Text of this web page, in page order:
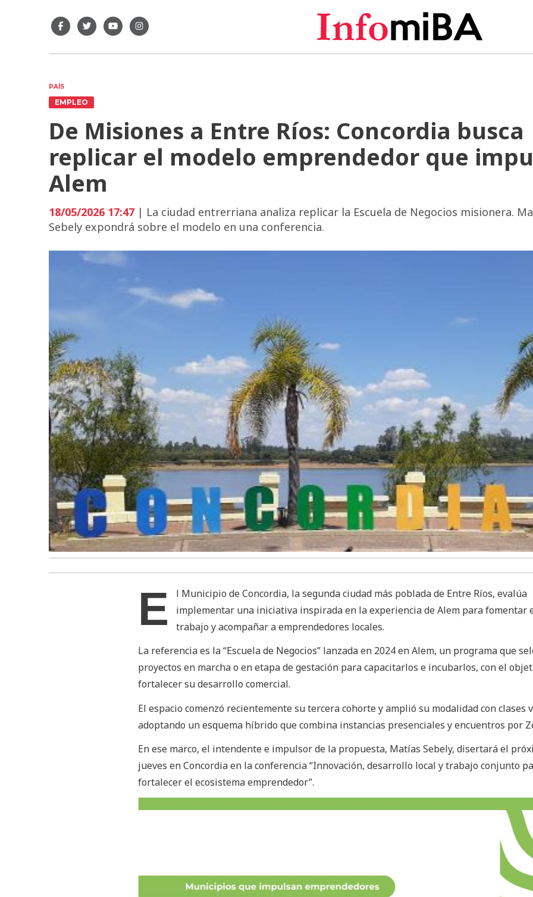
PAÍS
EMPLEO
De Misiones a Entre Ríos: Concordia busca
replicar el modelo emprendedor que
Alem
18/05/2026 17:47 | La ciudad entrerriana analiza replicar la Escuela de Negocios misionera.
Sebely expondrá sobre el modelo en una conferencia.
E
l Municipio de Concordia, la segunda ciudad más poblada de Entre Ríos, evalúa
implementar una iniciativa inspirada en la experiencia de Alem para fomentar
trabajo y acompañar a emprendedores locales.
La referencia es la “Escuela de Negocios” lanzada en 2024 en Alem, un programa que
proyectos en marcha o en etapa de gestación para capacitarlos e incubarlos, con el
fortalecer su desarrollo comercial.
El espacio comenzó recientemente su tercera cohorte y amplió su modalidad con clases
adoptando un esquema híbrido que combina instancias presenciales y encuentros por
En ese marco, el intendente e impulsor de la propuesta, Matías Sebely, disertará el
jueves en Concordia en la conferencia “Innovación, desarrollo local y trabajo conjunto
fortalecer el ecosistema emprendedor”.